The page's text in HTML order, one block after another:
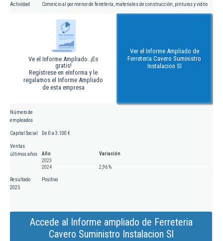
Actividad Comercio al por menor de ferretería, materiales de construcción, pinturas y vidrio
Ve el Informe Ampliado. ¡Es
gratis!
Regístrese en eInforma y le
regalamos el Informe Ampliado
de esta empresa
Ver el Informe Ampliado de
Ferreteria Cavero Suministro
Instalacion Sl
Número de
empleados
Capital Social De 0 a 3.100 €
Ventas
últimos años
Año
Variación
2023
2024
2,96 %
Resultado
2025
Positivo
Accede al Informe ampliado de Ferreteria
Cavero Suministro Instalacion Sl